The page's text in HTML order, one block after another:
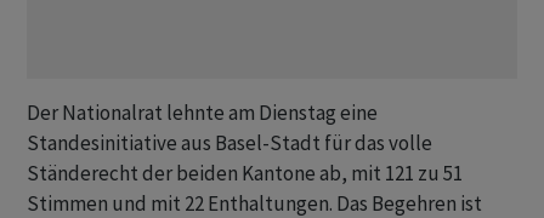
Der Nationalrat lehnte am Dienstag eine
Standesinitiative aus Basel-Stadt für das volle
Ständerecht der beiden Kantone ab, mit 121 zu 51
Stimmen und mit 22 Enthaltungen. Das Begehren ist